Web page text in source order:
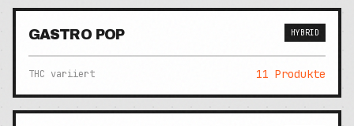
GASTRO POP HYBRID
THC variiert 11 Produkte